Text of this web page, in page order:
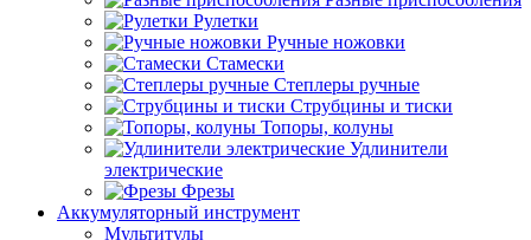
Рулетки
Ручные ножовки
Стамески
Степлеры ручные
Струбцины и тиски
Топоры, колуны
Удлинители
электрические
Фрезы
Аккумуляторный инструмент
Мультитулы